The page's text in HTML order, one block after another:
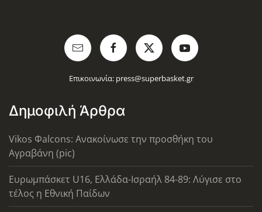
Επικοινωνία: press@superbasket.gr
Δημοφιλή Άρθρα
Vikos Φalcons: Ανακοίνωσε την προσθήκη του
Αγραβάνη (pic)
Ευρωμπάσκετ U16, Ελλάδα-Ισραήλ 84-89: Λύγισε στο
τέλος η Εθνική Παίδων